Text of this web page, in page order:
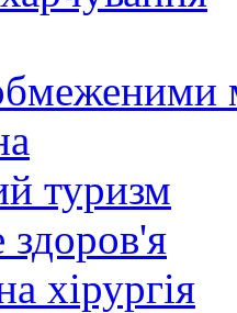
туризм
здоров'я
хірургія